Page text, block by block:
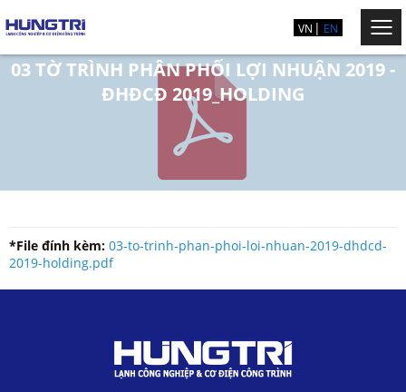
VN EN
03 TỜ TRÌNH PHÂN PHỐI LỢI NHUẬN 2019 -
ĐHĐCĐ 2019_HOLDING
*File đính kèm: 03-to-trinh-phan-phoi-loi-nhuan-2019-dhdcd-
2019-holding.pdf